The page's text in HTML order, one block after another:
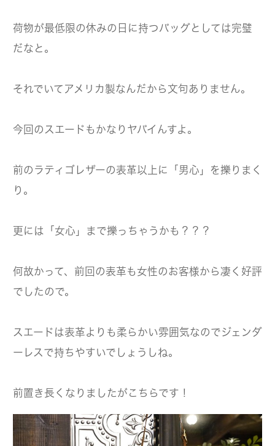
荷物が最低限の休みの日に持つバッグとしては完璧
だなと。
それでいてアメリカ製なんだから文句ありません。
今回のスエードもかなりヤバイんすよ。
前のラティゴレザーの表革以上に「男心」を擽りまく
り。
更には「女心」まで擽っちゃうかも？？？
何故かって、前回の表革も女性のお客様から凄く好評
でしたので。
スエードは表革よりも柔らかい雰囲気なのでジェンダ
ーレスで持ちやすいでしょうしね。
前置き長くなりましたがこちらです！